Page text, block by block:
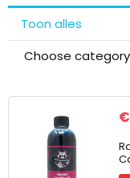
Toon alles
Choose category
€